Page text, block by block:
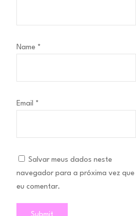
Name *
Email *
Salvar meus dados neste
navegador para a próxima vez que
eu comentar.